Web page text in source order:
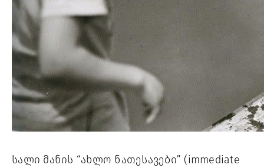
სალი მანის “ახლო ნათესავები” (immediate